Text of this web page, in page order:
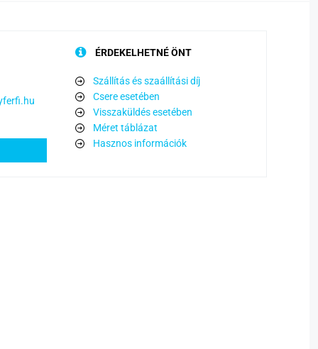
ÉRDEKELHETNÉ ÖNT
Szállítás és szaállítási díj
Csere esetében
Visszaküldés esetében
Méret táblázat
Hasznos információk